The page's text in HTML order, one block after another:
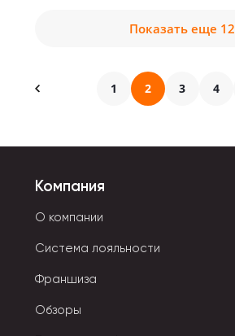
Показать еще 12
1 2 3 4
Компания
О компании
Система лояльности
Франшиза
Обзоры